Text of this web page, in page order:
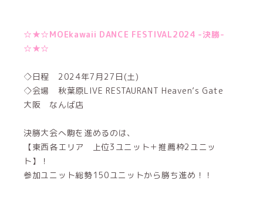
☆★☆MOEkawaii DANCE FESTIVAL2024 -決勝-
☆★☆
◇日程 2024年7月27日(土)
◇会場 秋葉原LIVE RESTAURANT Heaven’s Gate
大阪 なんば店
決勝大会へ駒を進めるのは、
【東西各エリア 上位3ユニット＋推薦枠2ユニッ
ト】！
参加ユニット総勢150ユニットから勝ち進め！！